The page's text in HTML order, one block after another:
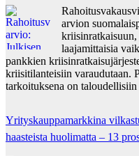
arvion
laajamittaisia
pankkien
kriisitilanteisiin varaudutaan.
tarkoituksena on taloudellisiin
Yrityskauppamarkkina
haasteista huolimatta – 13